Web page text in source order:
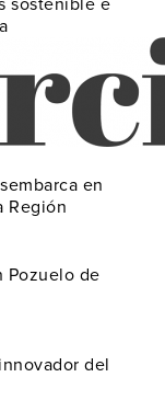
sostenible e
en
Región
Pozuelo de
del